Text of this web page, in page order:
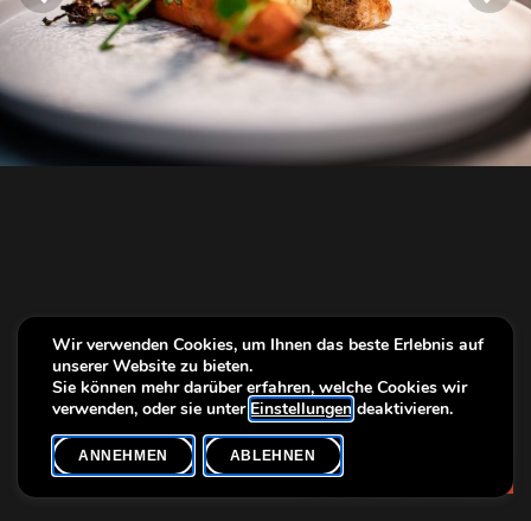
L'Hetre Beim Musée-111
Wir verwenden Cookies, um Ihnen das beste Erlebnis auf
unserer Website zu bieten.
Sie können mehr darüber erfahren, welche Cookies wir
verwenden, oder sie unter Einstellungen deaktivieren.
ANNEHMEN ABLEHNEN